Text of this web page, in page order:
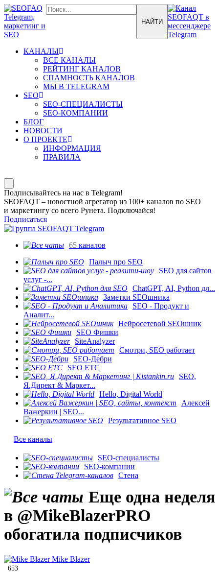
КАНАЛЫ
ВСЕ КАНАЛЫ
РЕЙТИНГ КАНАЛОВ
СПАМНОСТЬ КАНАЛОВ
МЫ В TELEGRAM
SEO
SEO-СПЕЦИАЛИСТЫ
SEO-КОМПАНИИ
БЛОГ
НОВОСТИ
О ПРОЕКТЕ
ИНФОРМАЦИЯ
ПРАВИЛА
Подписывайтесь на нас в Telegram!
SEOFAQT – новостной агрегатор из 100+ каналов по SEO
и маркетингу со всего Рунета. Подключайся!
Подписаться
65 каналов
Палыч про SEO
SEO для сайтов
услуг -...
ChatGPT, AI, Python дл...
Заметки SEOшника
SEO - Продукт и
Аналит...
Нейросетевой SEOшник
SEO Фишки
SiteAnalyzer
Смотри, SEO работает
SEO-Де́бри
SEO ETC
SEO,
Я.Директ & Маркет...
Hello, Digital World
Алексей
Важеркин | SEO...
Результативное SEO
Все каналы
SEO-специалисты
SEO-компании
Стена
Еще одна неделя
в @MikeBlazerPRO
обогатила подписчиков
Mike Blazer
653